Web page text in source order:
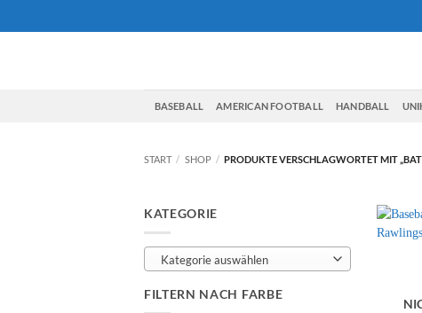
BASEBALL AMERICAN FOOTBALL HANDBALL
START / SHOP / PRODUKTE VERSCHLAGWORTET MIT
KATEGORIE
Kategorie auswählen
FILTERN NACH FARBE